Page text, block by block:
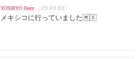
YOSHIYO Diary 25.06.03
メキシコに行っていました🇲🇽